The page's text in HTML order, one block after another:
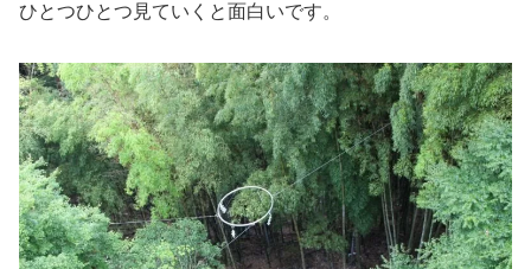
ひとつひとつ見ていくと面白いです。